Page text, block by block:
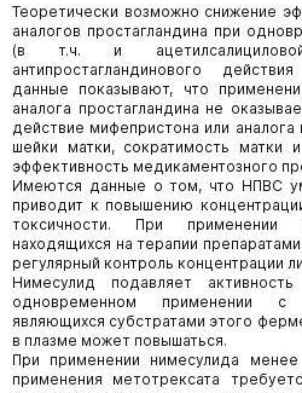
Теоретически возможно снижение
аналогов простагландина при
(в т.ч. и
антипростагландинового
данные показывают, что
аналога простагландина не
действие мифепристона или аналога
шейки матки, сократимость матки
эффективность медикаментозного
Имеются данные о том, что НПВС
приводит к повышению
токсичности. При применении
находящихся на терапии
регулярный контроль концентрации
Нимесулид подавляет
одновременном применении с
являющихся субстратами этого
в плазме может повышаться.
При применении нимесулида
применения метотрексата